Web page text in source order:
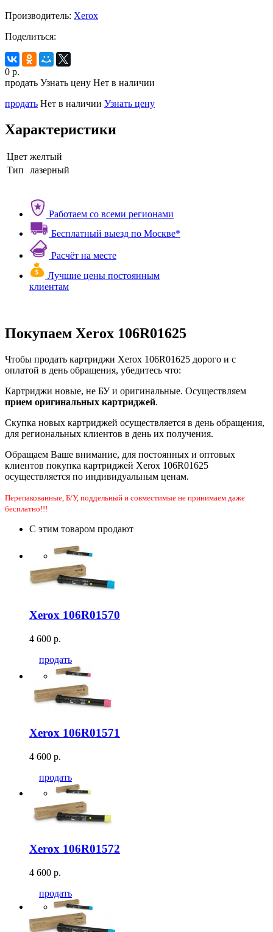
Производитель: Xerox
Поделиться:
0 р.
продать Узнать цену Нет в наличии
продать Нет в наличии Узнать цену
Характеристики
Цвет желтый
Тип
лазерный
Работаем со всеми регионами
Бесплатный выезд по Москве*
Расчёт на месте
Лучшие цены постоянным
клиентам
Покупаем Xerox 106R01625
Чтобы продать картриджи Xerox 106R01625 дорого и с
оплатой в день обращения, убедитесь что:
Картриджи новые, не БУ и оригинальные. Осуществляем
прием оригинальных картриджей.
Скупка новых картриджей осуществляется в день обращения,
для региональных клиентов в день их получения.
Обращаем Ваше внимание, для постоянных и оптовых
клиентов покупка картриджей Xerox 106R01625
осуществляется по индивидуальным ценам.
Перепакованные, Б/У, поддельный и совместимые не принимаем даже
бесплатно!!!
С этим товаром продают
Xerox 106R01570
4 600 р.
продать
Xerox 106R01571
4 600 р.
продать
Xerox 106R01572
4 600 р.
продать